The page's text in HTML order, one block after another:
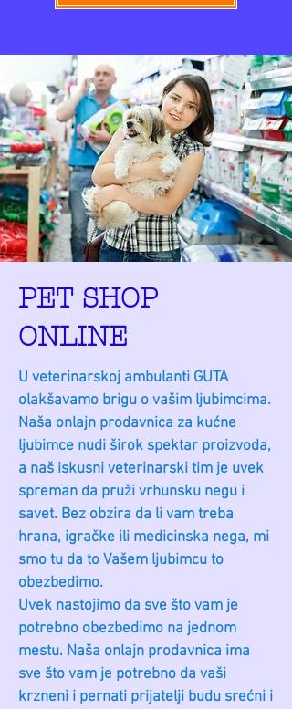
PET SHOP
ONLINE
U veterinarskoj ambulanti GUTA
olakšavamo brigu o vašim ljubimcima.
Naša onlajn prodavnica za kućne
ljubimce nudi širok spektar proizvoda,
a naš iskusni veterinarski tim je uvek
spreman da pruži vrhunsku negu i
savet. Bez obzira da li vam treba
hrana, igračke ili medicinska nega, mi
smo tu da to Vašem ljubimcu to
obezbedimo.
Uvek nastojimo da sve što vam je
potrebno obezbedimo na jednom
mestu. Naša onlajn prodavnica ima
sve što vam je potrebno da vaši
krzneni i pernati prijatelji budu srećni i